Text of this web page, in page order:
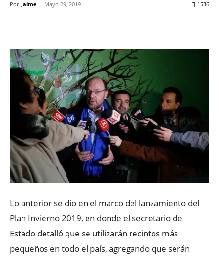
Por Jaime - Mayo 29, 2019 1536
Lo anterior se dio en el marco del lanzamiento del
Plan Invierno 2019, en donde el secretario de
Estado detalló que se utilizarán recintos más
pequeños en todo el país, agregando que serán